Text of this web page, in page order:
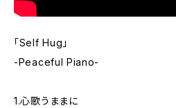
「Self Hug」
-Peaceful Piano-
1.心歌うままに